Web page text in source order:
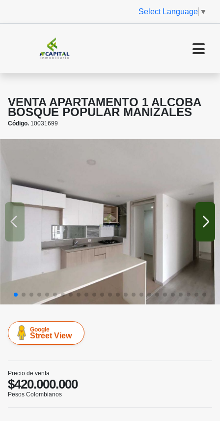
Select Language ▼
VENTA APARTAMENTO 1 ALCOBA
BOSQUE POPULAR MANIZALES
Código. 10031699
Google
Street View
Precio de venta
$420.000.000
Pesos Colombianos